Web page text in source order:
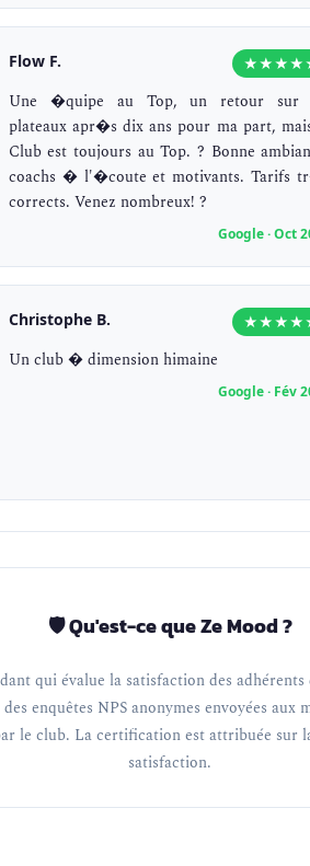
Flow F.
Une �quipe au Top, un retour sur
plateaux apr�s dix ans pour ma part,
Club est toujours au Top. ? Bonne
coachs � l'�coute et motivants. Tarifs
corrects. Venez nombreux! ?
Google · Oct
Christophe B.
Un club � dimension himaine
Google · Fév
🛡️ Qu'est-ce que Ze Mood ?
qui évalue la satisfaction des
enquêtes NPS anonymes envoyées
le club. La certification est attribuée sur
satisfaction.